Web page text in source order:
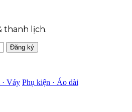
thanh lịch.
Đăng ký
Váy Phụ kiện · Áo dài